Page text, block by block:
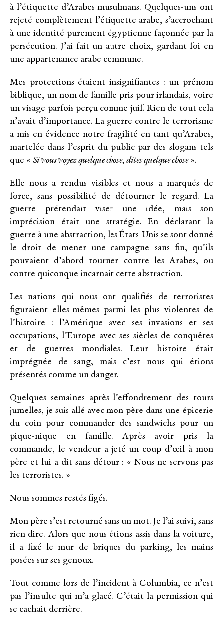
à l’étiquette d’Arabes musulmans. Quelques-uns ont
rejeté complètement l’étiquette arabe, s’accrochant
à une identité purement égyptienne façonnée par la
persécution. J’ai fait un autre choix, gardant foi en
une appartenance arabe commune.
Mes protections étaient insignifiantes : un prénom
biblique, un nom de famille pris pour irlandais, voire
un visage parfois perçu comme juif. Rien de tout cela
n’avait d’importance. La guerre contre le terrorisme
a mis en évidence notre fragilité en tant qu’Arabes,
martelée dans l’esprit du public par des slogans tels
que « Si vous voyez quelque chose, dites quelque chose».
Elle nous a rendus visibles et nous a marqués de
force, sans possibilité de détourner le regard. La
guerre prétendait viser une idée, mais son
imprécision était une stratégie. En déclarant la
guerre à une abstraction, les États-Unis se sont donné
le droit de mener une campagne sans fin, qu’ils
pouvaient d’abord tourner contre les Arabes, ou
contre quiconque incarnait cette abstraction.
Les nations qui nous ont qualifiés de terroristes
figuraient elles-mêmes parmi les plus violentes de
l’histoire : l’Amérique avec ses invasions et ses
occupations, l’Europe avec ses siècles de conquêtes
et de guerres mondiales. Leur histoire était
imprégnée de sang, mais c’est nous qui étions
présentés comme un danger.
Quelques semaines après l’effondrement des tours
jumelles, je suis allé avec mon père dans une épicerie
du coin pour commander des sandwichs pour un
pique-nique en famille. Après avoir pris la
commande, le vendeur a jeté un coup d’œil à mon
père et lui a dit sans détour : « Nous ne servons pas
les terroristes. »
Nous sommes restés figés.
Mon père s’est retourné sans un mot. Je l’ai suivi, sans
rien dire. Alors que nous étions assis dans la voiture,
il a fixé le mur de briques du parking, les mains
posées sur ses genoux.
Tout comme lors de l’incident à Columbia, ce n’est
pas l’insulte qui m’a glacé. C’était la permission qui
se cachait derrière.